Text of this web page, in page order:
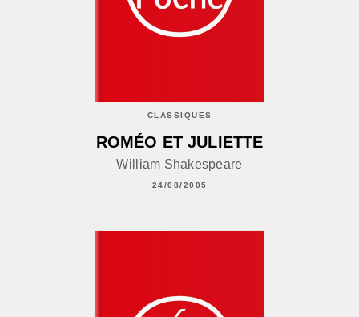
CLASSIQUES
ROMÉO ET JULIETTE
William Shakespeare
24/08/2005